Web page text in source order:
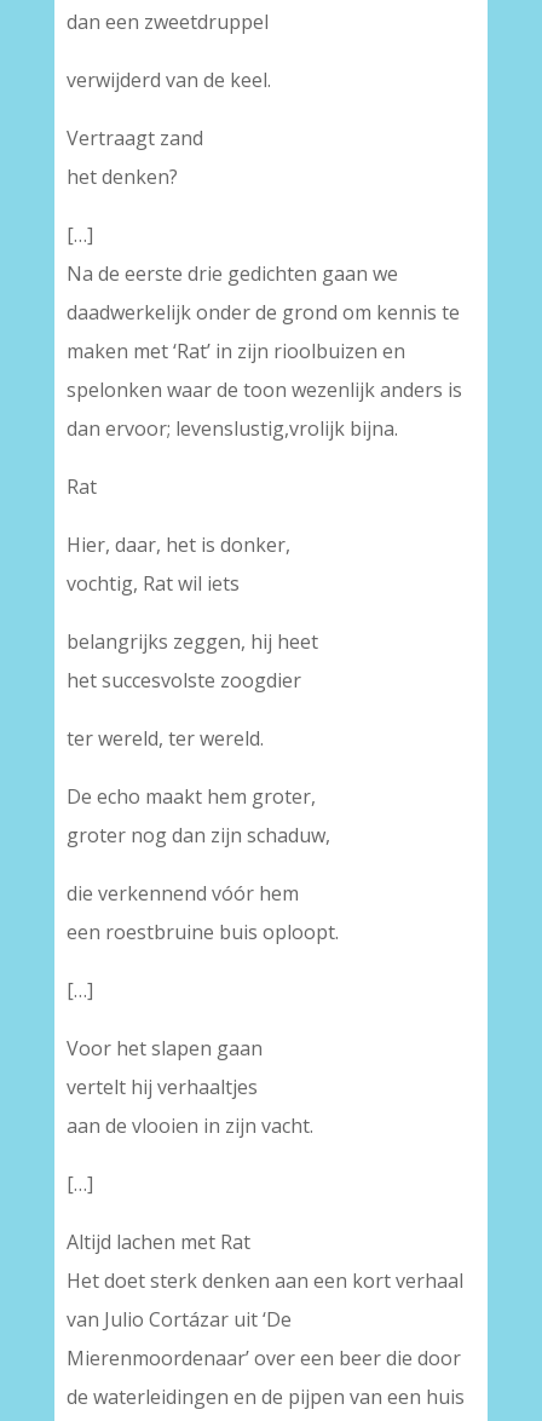
dan een zweetdruppel
verwijderd van de keel.
Vertraagt zand
het denken?
[…]
Na de eerste drie gedichten gaan we
daadwerkelijk onder de grond om kennis te
maken met ‘Rat’ in zijn rioolbuizen en
spelonken waar de toon wezenlijk anders is
dan ervoor; levenslustig,vrolijk bijna.
Rat
Hier, daar, het is donker,
vochtig, Rat wil iets
belangrijks zeggen, hij heet
het succesvolste zoogdier
ter wereld, ter wereld.
De echo maakt hem groter,
groter nog dan zijn schaduw,
die verkennend vóór hem
een roestbruine buis oploopt.
[…]
Voor het slapen gaan
vertelt hij verhaaltjes
aan de vlooien in zijn vacht.
[…]
Altijd lachen met Rat
Het doet sterk denken aan een kort verhaal
van Julio Cortázar uit ‘De
Mierenmoordenaar’ over een beer die door
de waterleidingen en de pijpen van een huis